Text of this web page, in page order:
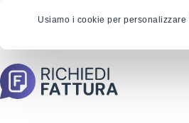
Usiamo i cookie per